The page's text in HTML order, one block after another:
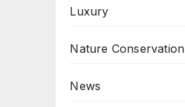
Luxury
Nature Conservation
News